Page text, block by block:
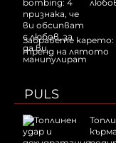
Забравете
тренд на лятото
PULS